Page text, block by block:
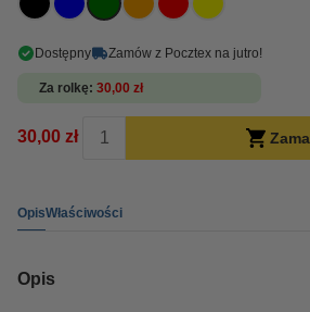
Dostępny Zamów z Pocztex na jutro!
Za rolkę 30,00 zł
30,00 zł
OpisWłaściwości
Opis